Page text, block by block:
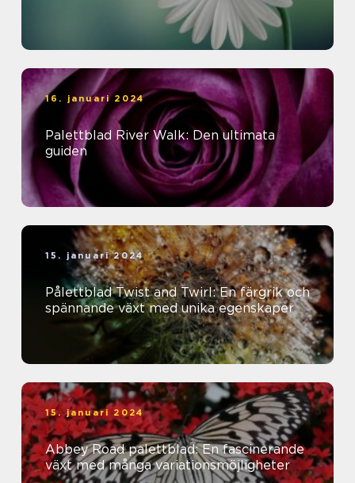
16. januari 2024
Palettblad River Walk: Den ultimata
guiden
15. januari 2024
Pålettblad Twist and Twirl: En färgrik och
spännande växt med unika egenskaper
15. januari 2024
Abbey Road palettblad: En fascinerande
växt med många variationsmöjligheter